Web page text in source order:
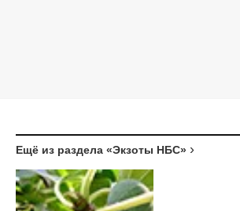
Ещё из раздела «Экзоты НБС»